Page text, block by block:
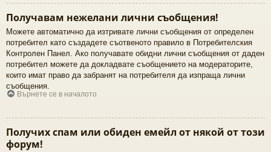
Получавам нежелани лични съобщения!
Можете автоматично да изтривате лични съобщения от определен
потребител като създадете съотвеното правило в Потребителския
Контролен Панел. Ако получавате обидни лични съобщения от даден
потребител можете да докладвате съобщението на модераторите,
които имат право да забранят на потребителя да изпраща лични
съобщения.
Върнете се в началото
Получих спам или обиден емейл от някой от този
форум!